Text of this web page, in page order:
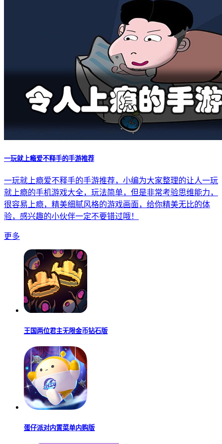
一玩就上瘾爱不释手的手游推荐
一玩就上瘾爱不释手的手游推荐，小编为大家整理的让人一玩
就上瘾的手机游戏大全，玩法简单，但是非常考验思维能力，
很容易上瘾，精美细腻风格的游戏画面，给你精美无比的体
验，感兴趣的小伙伴一定不要错过哦！
更多
王国两位君主无限金币钻石版
蛋仔派对内置菜单内购版